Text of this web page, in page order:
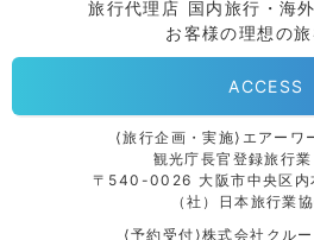
旅行代理店 国内旅行・海
お客様の理想の
ACCESS
⟨旅行企画・実施⟩エアーワ
観光庁長官登録旅行
〒540-0026 大阪市中央区
（社）日本旅行業
⟨予約受付⟩株式会社クル